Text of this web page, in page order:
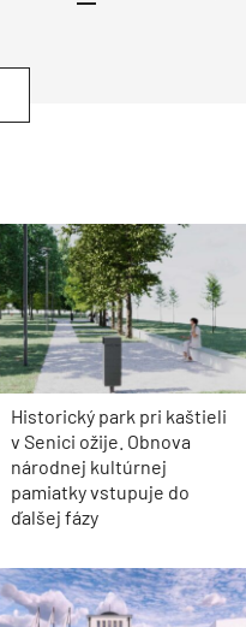
Historický park pri kaštieli
v Senici ožije. Obnova
národnej kultúrnej
pamiatky vstupuje do
ďalšej fázy